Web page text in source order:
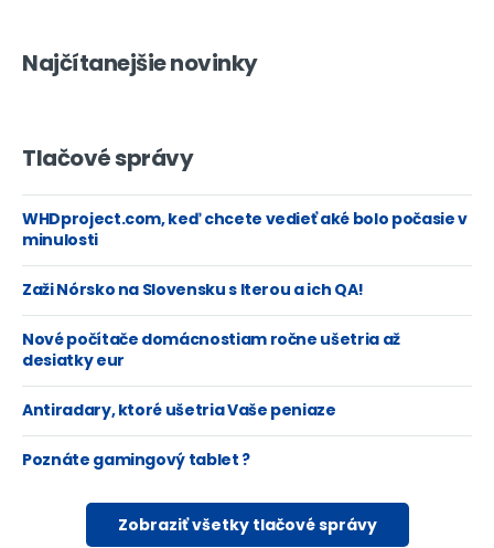
Najčítanejšie novinky
Tlačové správy
WHDproject.com, keď chcete vedieť aké bolo počasie v
minulosti
Zaži Nórsko na Slovensku s Iterou a ich QA!
Nové počítače domácnostiam ročne ušetria až
desiatky eur
Antiradary, ktoré ušetria Vaše peniaze
Poznáte gamingový tablet ?
Zobraziť všetky tlačové správy